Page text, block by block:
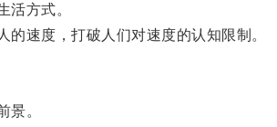
方式。
速度，打破人们对速度的认知限制。
。